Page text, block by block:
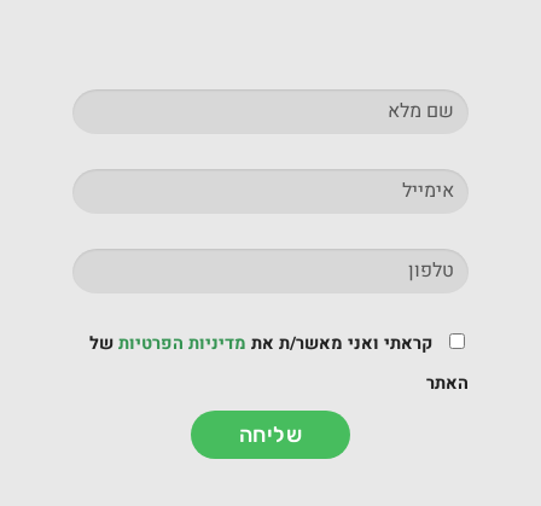
קראתי ואני מאשר/ת את מדיניות הפרטיותשל
האתר
שליחה